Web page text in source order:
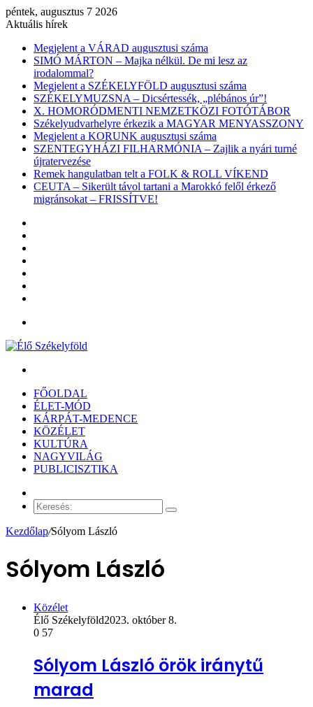
péntek, augusztus 7 2026
Aktuális hírek
Megjelent a VÁRAD augusztusi száma
SIMÓ MÁRTON – Majka nélkül. De mi lesz az
irodalommal?
Megjelent a SZÉKELYFÖLD augusztusi száma
SZÉKELYMUZSNA – Dicsértessék, „plébános úr”!
X. HOMORÓDMENTI NEMZETKÖZI FOTÓTÁBOR
Székelyudvarhelyre érkezik a MAGYAR MENYASSZONY
Megjelent a KORUNK augusztusi száma
SZENTEGYHÁZI FILHARMÓNIA – Zajlik a nyári turné
újratervezése
Remek hangulatban telt a FOLK & ROLL VÍKEND
CEUTA – Sikerült távol tartani a Marokkó felől érkező
migránsokat – FRISSÍTVE!
FŐOLDAL
ÉLET-MÓD
KÁRPÁT-MEDENCE
KÖZÉLET
KULTÚRA
NAGYVILÁG
PUBLICISZTIKA
cikk
Keresés:
Kezdőlap/Sólyom László
Sólyom László
Közélet
Élő Székelyföld2023. október 8.
0 57
Sólyom László örök iránytű
marad